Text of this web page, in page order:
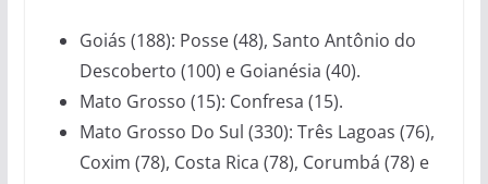
Goiás (188): Posse (48), Santo Antônio do
Descoberto (100) e Goianésia (40).
Mato Grosso (15): Confresa (15).
Mato Grosso Do Sul (330): Três Lagoas (76),
Coxim (78), Costa Rica (78), Corumbá (78) e